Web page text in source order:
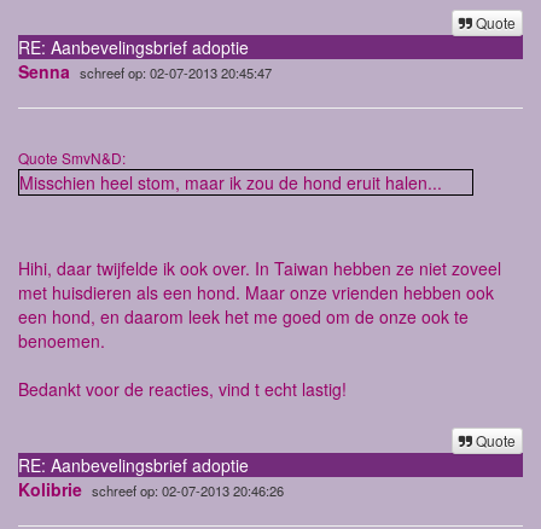
Quote
RE: Aanbevelingsbrief adoptie
Senna schreef op: 02-07-2013 20:45:47
Quote SmvN&D:
Misschien heel stom, maar ik zou de hond eruit halen...
Hihi, daar twijfelde ik ook over. In Taiwan hebben ze niet zoveel
met huisdieren als een hond. Maar onze vrienden hebben ook
een hond, en daarom leek het me goed om de onze ook te
benoemen.
Bedankt voor de reacties, vind t echt lastig!
Quote
RE: Aanbevelingsbrief adoptie
Kolibrie schreef op: 02-07-2013 20:46:26